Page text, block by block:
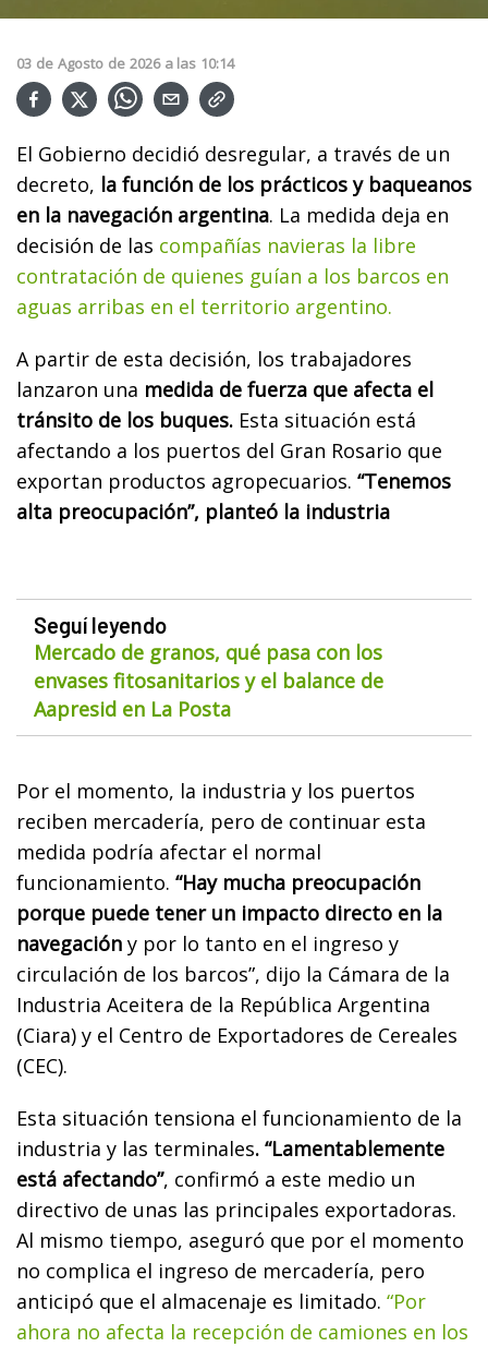
03 de Agosto de 2026 a las 10:14
El Gobierno decidió desregular, a través de un
decreto, la función de los prácticos y baqueanos
en la navegación argentina. La medida deja en
decisión de las compañías navieras la libre
contratación de quienes guían a los barcos en
aguas arribas en el territorio argentino.
A partir de esta decisión, los trabajadores
lanzaron una medida de fuerza que afecta el
tránsito de los buques. Esta situación está
afectando a los puertos del Gran Rosario que
exportan productos agropecuarios. “Tenemos
alta preocupación”, planteó la industria
Seguí leyendo
Mercado de granos, qué pasa con los
envases fitosanitarios y el balance de
Aapresid en La Posta
Por el momento, la industria y los puertos
reciben mercadería, pero de continuar esta
medida podría afectar el normal
funcionamiento. “Hay mucha preocupación
porque puede tener un impacto directo en la
navegación y por lo tanto en el ingreso y
circulación de los barcos”, dijo la Cámara de la
Industria Aceitera de la República Argentina
(Ciara) y el Centro de Exportadores de Cereales
(CEC).
Esta situación tensiona el funcionamiento de la
industria y las terminales. “Lamentablemente
está afectando”, confirmó a este medio un
directivo de unas las principales exportadoras.
Al mismo tiempo, aseguró que por el momento
no complica el ingreso de mercadería, pero
anticipó que el almacenaje es limitado. “Por
ahora no afecta la recepción de camiones en los